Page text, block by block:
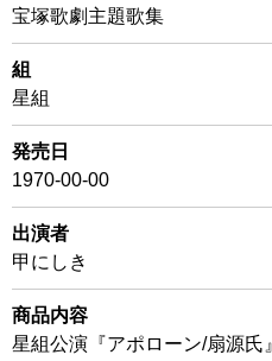
宝塚歌劇主題歌集
組
星組
発売日
1970-00-00
出演者
甲にしき
商品内容
星組公演『アポローン/扇源氏